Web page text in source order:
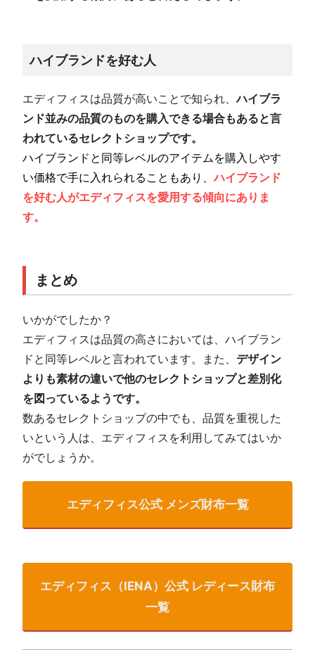
ハイブランドを好む人
エディフィスは品質が高いことで知られ、ハイブラ
ンド並みの品質のものを購入できる場合もあると言
われているセレクトショップです。
ハイブランドと同等レベルのアイテムを購入しやす
い価格で手に入れられることもあり、ハイブランド
を好む人がエディフィスを愛用する傾向にありま
す。
まとめ
いかがでしたか？
エディフィスは品質の高さにおいては、ハイブラン
ドと同等レベルと言われています。また、 デザイン
よりも素材の違いで他のセレクトショップと差別化
を図っているようです。
数あるセレクトショップの中でも、品質を重視した
いという人は、エディフィスを利用してみてはいか
がでしょうか。
エディフィス公式 メンズ財布一覧
エディフィス（IENA）公式 レディース財布
一覧